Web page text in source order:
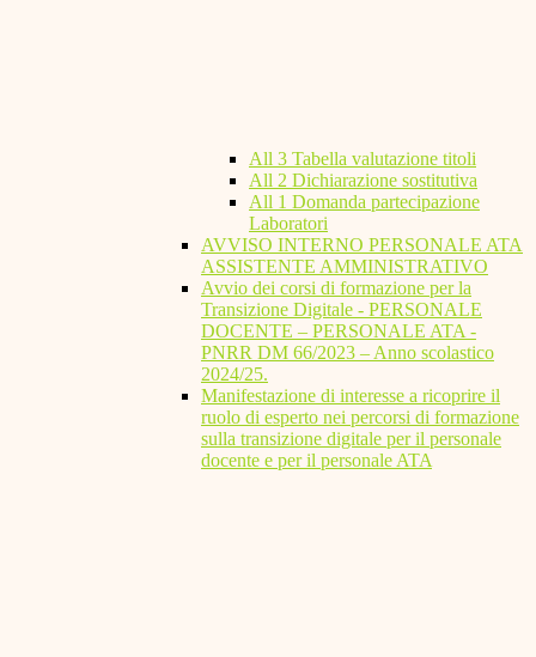
All 3 Tabella valutazione titoli
All 2 Dichiarazione sostitutiva
All 1 Domanda partecipazione
Laboratori
AVVISO INTERNO PERSONALE ATA
ASSISTENTE AMMINISTRATIVO
Avvio dei corsi di formazione per la
Transizione Digitale - PERSONALE
DOCENTE – PERSONALE ATA -
PNRR DM 66/2023 – Anno scolastico
2024/25.
Manifestazione di interesse a ricoprire il
ruolo di esperto nei percorsi di formazione
sulla transizione digitale per il personale
docente e per il personale ATA